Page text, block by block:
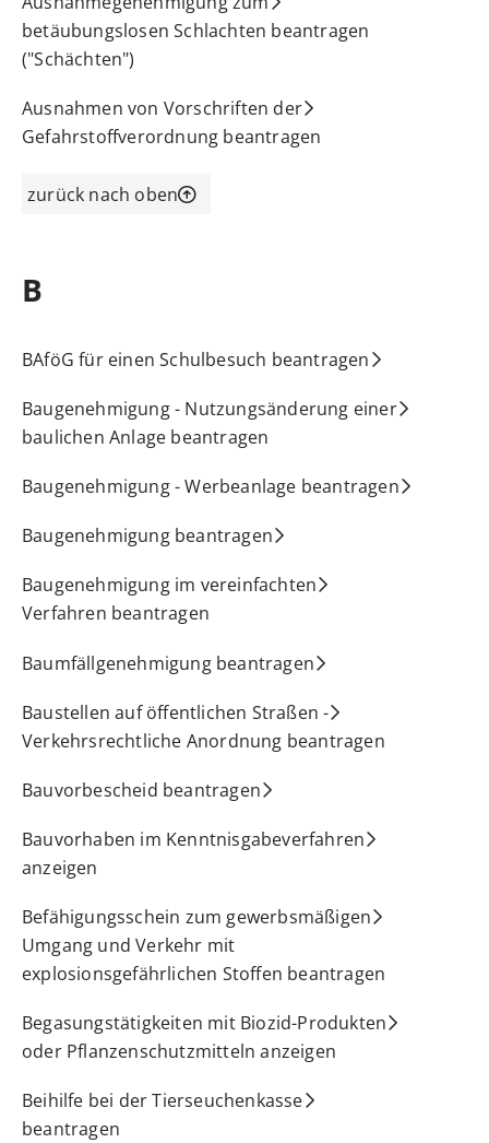
betäubungslosen Schlachten beantragen
("Schächten")
Ausnahmen von Vorschriften der
Gefahrstoffverordnung beantragen
zurück nach oben
B
BAföG für einen Schulbesuch beantragen
Baugenehmigung - Nutzungsänderung einer
baulichen Anlage beantragen
Baugenehmigung - Werbeanlage beantragen
Baugenehmigung beantragen
Baugenehmigung im vereinfachten
Verfahren beantragen
Baumfällgenehmigung beantragen
Baustellen auf öffentlichen Straßen -
Verkehrsrechtliche Anordnung beantragen
Bauvorbescheid beantragen
Bauvorhaben im Kenntnisgabeverfahren
anzeigen
Befähigungsschein zum gewerbsmäßigen
Umgang und Verkehr mit
explosionsgefährlichen Stoffen beantragen
Begasungstätigkeiten mit Biozid-Produkten
oder Pflanzenschutzmitteln anzeigen
Beihilfe bei der Tierseuchenkasse
beantragen